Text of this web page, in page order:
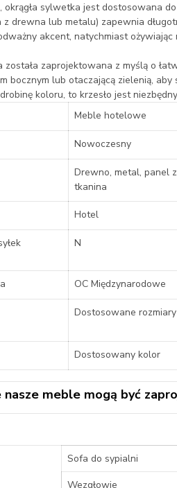
okrągła sylwetka jest dostosowana
drewna lub metalu) zapewnia
akcent, natychmiast
zaprojektowana z myślą o
bocznym lub otaczającą zielenią,
koloru, to krzesło jest
Meble hotelowe
Nowoczesny
Drewno, metal, panel
tkanina
Hotel
N
OC Międzynarodowe
Dostosowane rozmiary
Dostosowany kolor
meble mogą być
Sofa do sypialni
Wezgłowie